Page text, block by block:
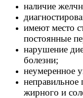
наличие
имеют место
постоянные
нарушение
болезни;
неумеренное
неправильное
жирного и